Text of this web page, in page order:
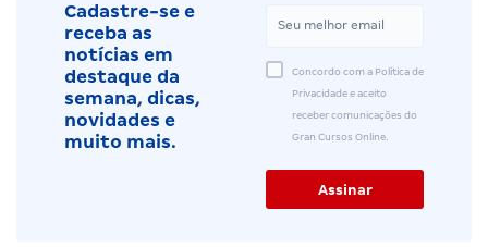
Cadastre-se e
receba as
notícias em
destaque da
semana, dicas,
novidades e
muito mais.
Concordo com a Política de
Privacidade e aceito
receber comunicações do
Gran Cursos Online.